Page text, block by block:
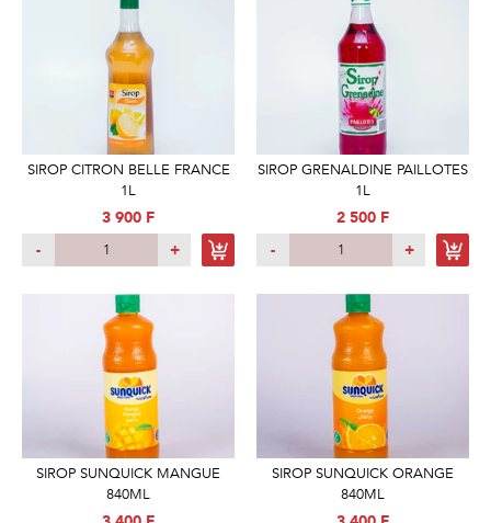
SIROP CITRON BELLE FRANCE
1L
3 900 F
-
+
SIROP GRENALDINE PAILLOTES
1L
2 500 F
-
+
SIROP SUNQUICK MANGUE
840ML
SIROP SUNQUICK ORANGE
840ML